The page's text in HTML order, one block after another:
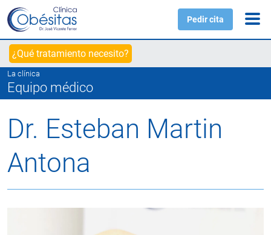
Pedir cita
¿Qué tratamiento necesito?
La clínica
Equipo médico
Dr. Esteban Martin
Antona